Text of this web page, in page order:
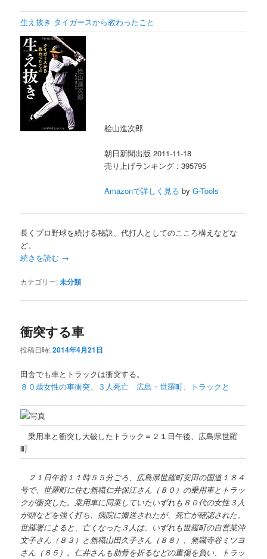
生え抜き タイガースから教わったこと
桧山進次郎
朝日新聞出版 2011-11-18
売り上げランキング : 395795
Amazonで詳しく見る byG-Tools
長くプロ野球を続ける秘訣、代打人としてのこころ構えなどな
ど。
続きを読む →
カテゴリー:未分類
衝突する車
投稿日時:2014年4月21日
田舎でも車とトラックは衝突する。
８０歳女性の車衝突、３人死亡 広島・世羅町、トラックと
乗用車と衝突し大破したトラック＝２１日午後、広島県世羅
町
２１日午前１１時５５分ごろ、広島県世羅町安田の国道１８４
号で、世羅町に住む無職仁井保江さん（８０）の乗用車とトラッ
クが衝突した。乗用車に同乗していたいずれも８０代の女性３人
が頭などを強く打ち、病院に搬送されたが、死亡が確認された。
世羅署によると、亡くなった３人は、いずれも世羅町の自営業沖
文子さん（８３）と無職山田久子さん（８８）、無職寺谷ミツヨ
さん（８５）。仁井さんも肋骨を折るなどの重傷を負い、トラッ